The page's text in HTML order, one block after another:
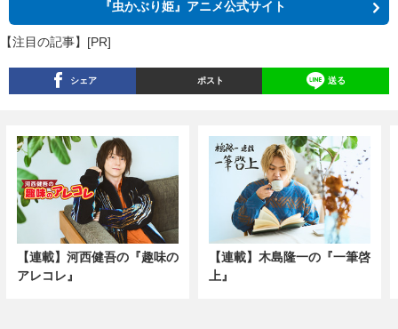
『虫かぶり姫』アニメ公式サイト
【注目の記事】[PR]
シェア ポスト 送る
【連載】河西健吾の『趣味の
アレコレ』
【連載】木島隆一の『一筆啓
上』